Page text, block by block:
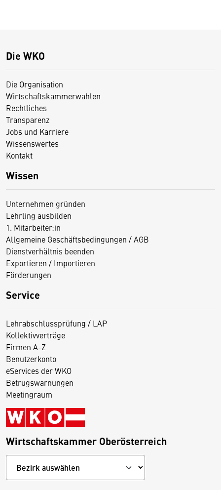
Die WKO
Die Organisation
Wirtschaftskammerwahlen
Rechtliches
Transparenz
Jobs und Karriere
Wissenswertes
Kontakt
Wissen
Unternehmen gründen
Lehrling ausbilden
1. Mitarbeiter:in
Allgemeine Geschäftsbedingungen / AGB
Dienstverhältnis beenden
Exportieren / Importieren
Förderungen
Service
Lehrabschlussprüfung / LAP
Kollektivverträge
Firmen A-Z
Benutzerkonto
eServices der WKO
Betrugswarnungen
Meetingraum
Wirtschaftskammer Oberösterreich